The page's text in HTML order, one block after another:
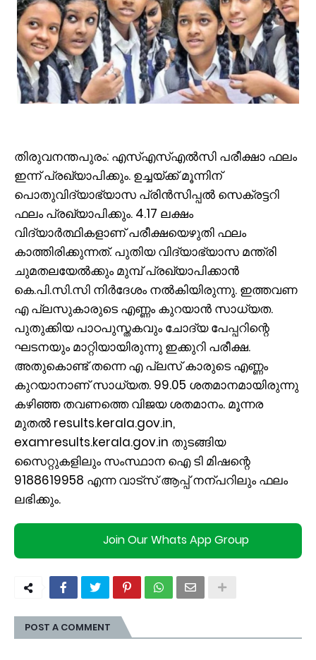
തിരുവനന്തപുരം: എസ്എസ്എൽസി പരീക്ഷാ ഫലം
ഇന്ന് പ്രഖ്യാപിക്കും. ഉച്ചയ്ക്ക് മൂന്നിന്
പൊതുവിദ്യാഭ്യാസ പ്രിൻസിപ്പൽ സെക്രട്ടറി
ഫലം പ്രഖ്യാപിക്കും. 4.17 ലക്ഷം
വിദ്യാർത്ഥികളാണ് പരീക്ഷയെഴുതി ഫലം
കാത്തിരിക്കുന്നത്. പുതിയ വിദ്യാഭ്യാസ മന്ത്രി
ചുമതലയേൽക്കും മുമ്പ് പ്രഖ്യാപിക്കാൻ
കെ.പി.സി.സി നിർദേശം നൽകിയിരുന്നു. ഇത്തവണ
എ പ്ലസുകാരുടെ എണ്ണം കുറയാൻ സാധ്യത.
പുതുക്കിയ പാഠപുസ്തകവും ചോദ്യ പേപ്പറിന്റെ
ഘടനയും മാറ്റിയായിരുന്നു ഇക്കുറി പരീക്ഷ.
അതുകൊണ്ട് തന്നെ എ പ്ലസ് കാരുടെ എണ്ണം
കുറയാനാണ് സാധ്യത. 99.05 ശതമാനമായിരുന്നു
കഴിഞ്ഞ തവണത്തെ വിജയ ശതമാനം. മൂന്നര
മുതൽ results.kerala.gov.in,
examresults.kerala.gov.in തുടങ്ങിയ
സൈറ്റുകളിലും സംസ്ഥാന ഐ ടി മിഷന്റെ
9188619958 എന്ന വാട്സ് ആപ്പ് നന്പറിലും ഫലം
ലഭിക്കും.
Join Our Whats App Group
POST A COMMENT